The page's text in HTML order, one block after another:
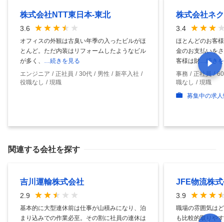
株式会社NTT東日本‐東北
3.6
オフィスの外観は古臭い年季の入ったビルがほ
とんど。ただ内装はリフォームしたようなビル
が多く、
…続きを見る
エンジニア
正社員 30代 男性
新卒入社
役職なし
現職
株式会社ネ
3.4
ほとんどのお客
金のお支払いを
客様は財 …続き
事務
正社員
職なし
現職
募集中の求
関連する会社を探す
吉川運輸株式会社
2.9
基本的に大型連休前は仕事が山積みになり、泊
まり込みでの作業必至。その割に社員の連休は
JFE物流株
3.9
職場の雰囲気は
も比較的取りや